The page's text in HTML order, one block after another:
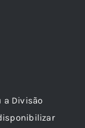
a Divisão